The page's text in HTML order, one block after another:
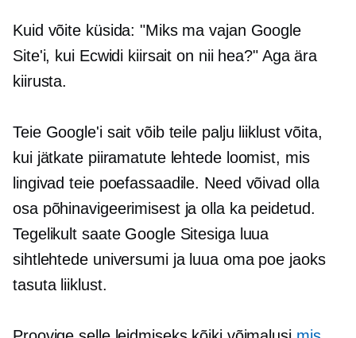
Kuid võite küsida: "Miks ma vajan Google
Site'i, kui Ecwidi kiirsait on nii hea?" Aga ära
kiirusta.
Teie Google'i sait võib teile palju liiklust võita,
kui jätkate piiramatute lehtede loomist, mis
lingivad teie poefassaadile. Need võivad olla
osa põhinavigeerimisest ja olla ka peidetud.
Tegelikult saate Google Sitesiga luua
sihtlehtede universumi ja luua oma poe jaoks
tasuta liiklust.